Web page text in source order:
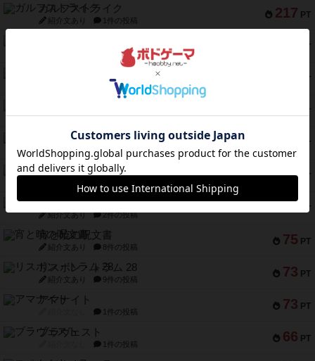
217 PT
ガルフストライク
紹介文あり 1件の投稿
PT
1件の投稿
PT
1件の投稿
PT
紹介文あり 3件の投稿
PT
モズビ－ズ・レイダ－ズ
紹介文あり 1件の投稿
79 PT
テンプテーション
PT
インドネシア
紹介文あり 2件の投稿
75 PT
宵と暁の呪文書
紹介文あり 8件の投稿
73 PT
リスボン・トラム 28
紹介文あり 9件の投稿
73 PT
アマナイト
1件の投稿
66 PT
ブラヴェスト
1件の投稿